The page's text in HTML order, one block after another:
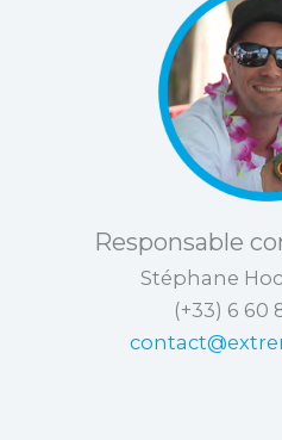
Responsable
Stéphane
(+33) 6 60